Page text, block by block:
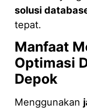
solusi
tepat.
Manfaat
Optimasi
Depok
Menggunakan